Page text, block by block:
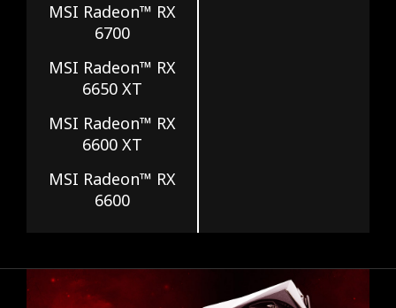
MSI Radeon™ RX
6700
MSI Radeon™ RX
6650 XT
MSI Radeon™ RX
6600 XT
MSI Radeon™ RX
6600